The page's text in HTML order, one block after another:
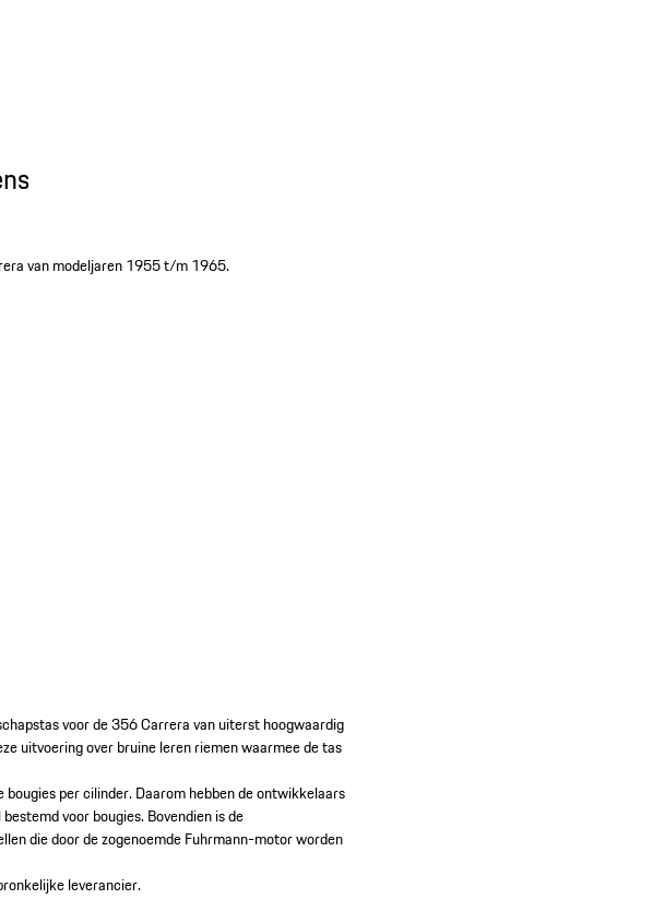
van modeljaren 1955 t/m 1965.
voor de 356 Carrera van uiterst hoogwaardig
uitvoering over bruine leren riemen waarmee de tas
per cilinder. Daarom hebben de ontwikkelaars
voor bougies. Bovendien is de
die door de zogenoemde Fuhrmann-motor worden
leverancier.